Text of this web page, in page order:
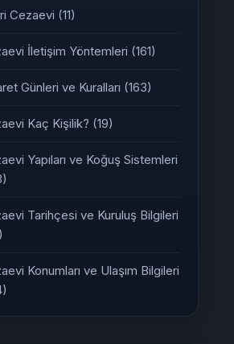
Cezaevi (11)
İletişim Yöntemleri (161)
Günleri ve Kuralları (163)
Kaç Kişilik? (19)
Yapıları ve Koğuş Sistemleri
Tarihçesi ve Kuruluş Bilgileri
Konumları ve Ulaşım Bilgileri